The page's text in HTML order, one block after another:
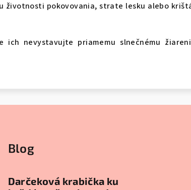
životnosti pokovovania, strate lesku alebo
ich nevystavujte priamemu slnečnému
Blog
Darčeková krabička ku